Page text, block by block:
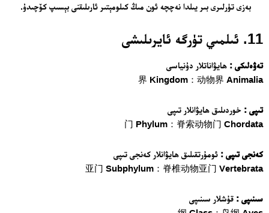
بەزى تۈرلىرى بىر يىلدا نەچچە ئون مىڭ كىلومېتىر ئارىلىقنى بېسىپ كۆچىدۇ.
11. ئىلمىي تۈرگە ئايرىلىشى
تەۋەلىكى : ھايۋاناتلار دۇنياسى
界 Kingdom：动物界 Animalia
تىپى : خوردىلىق ھايۋانلار تىپى
门 Phylum：脊索动物门 Chordata
كەنجى تىپى : ئومۇرتقىلىق ھايۋانلار كەنجى تىپى
亚门 Subphylum：脊椎动物亚门 Vertebrata
سىنىپى : قۇشلار سىنىپى